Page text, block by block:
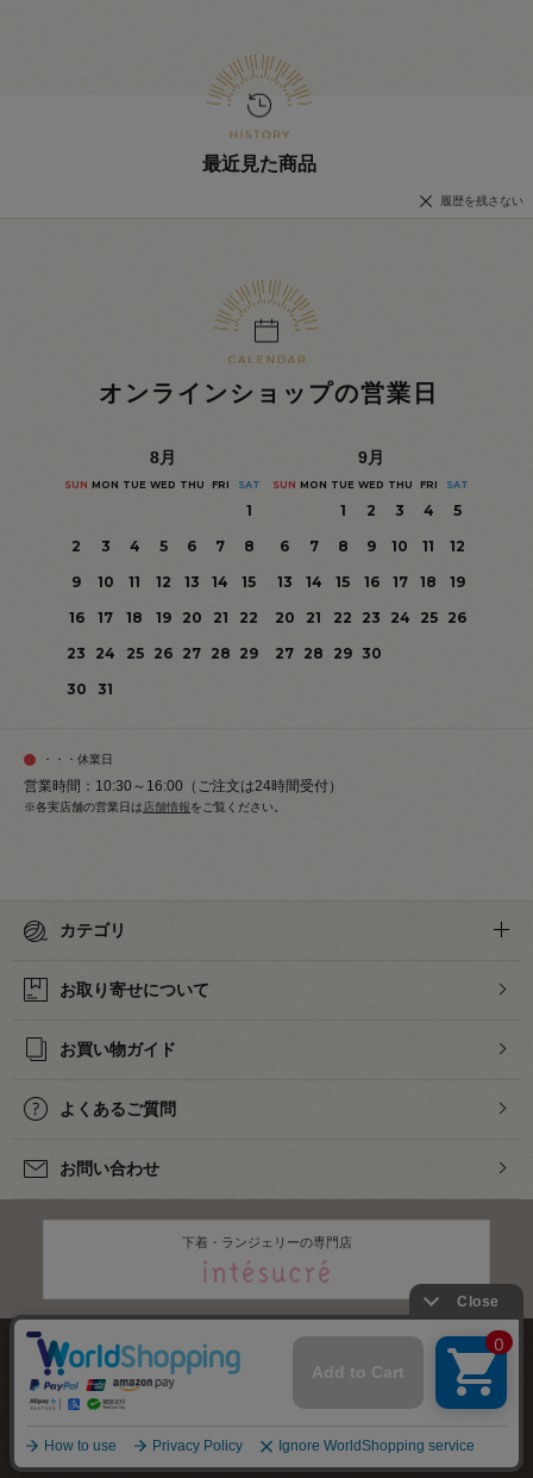
最近見た商品
履歴を残さない
オンラインショップの営業日
8月
SUN MON TUE WED THU FRI SAT
1
2
3 4 5 6 7
8
9
10 11 12 13 14
15
16
17 18 19 20 21
22
23
24 25 26 27 28 29
30
31
9月
SUN MON TUE WED THU FRI SAT
1 2 3 4
5
6
7 8 9 10 11
12
13
14 15 16 17 18
19
20
21 22 23 24 25
26
27 28 29 30
・・・休業日
営業時間：10:30～16:00（ご注文は24時間受付）
※各実店舗の営業日は 店舗情報をご覧ください。
カテゴリ
お取り寄せについて
お買い物ガイド
よくあるご質問
お問い合わせ
下着・ランジェリーの専門店
株式会社オカダヤ
特定商取引法に基づく表記 プライバシーポリシー サイトマップ
2012-2026OKADAYA CO.,LTD.